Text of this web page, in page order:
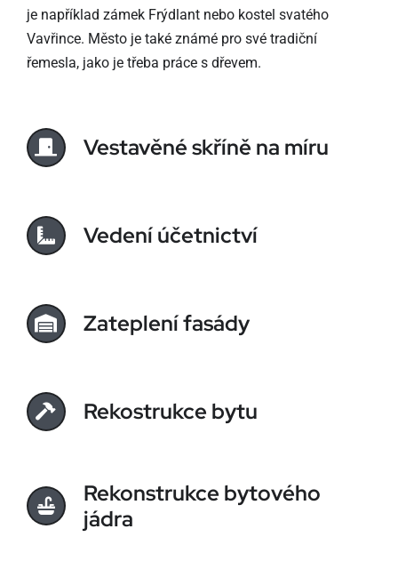
je například zámek Frýdlant nebo kostel svatého
Vavřince. Město je také známé pro své tradiční
řemesla, jako je třeba práce s dřevem.
Vestavěné skříně na míru
Vedení účetnictví
Zateplení fasády
Rekostrukce bytu
Rekonstrukce bytového
jádra